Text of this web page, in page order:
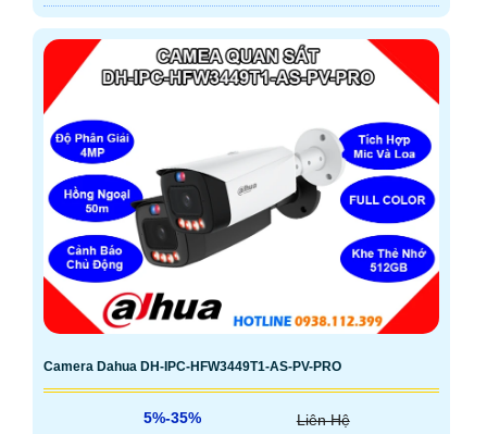
Camera Dahua DH-IPC-HFW3449T1-AS-PV-PRO
5%-35% Liên Hệ